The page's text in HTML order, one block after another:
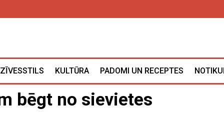
KULTŪRA PADOMI UN RECEPTES
bēgt no sievietes